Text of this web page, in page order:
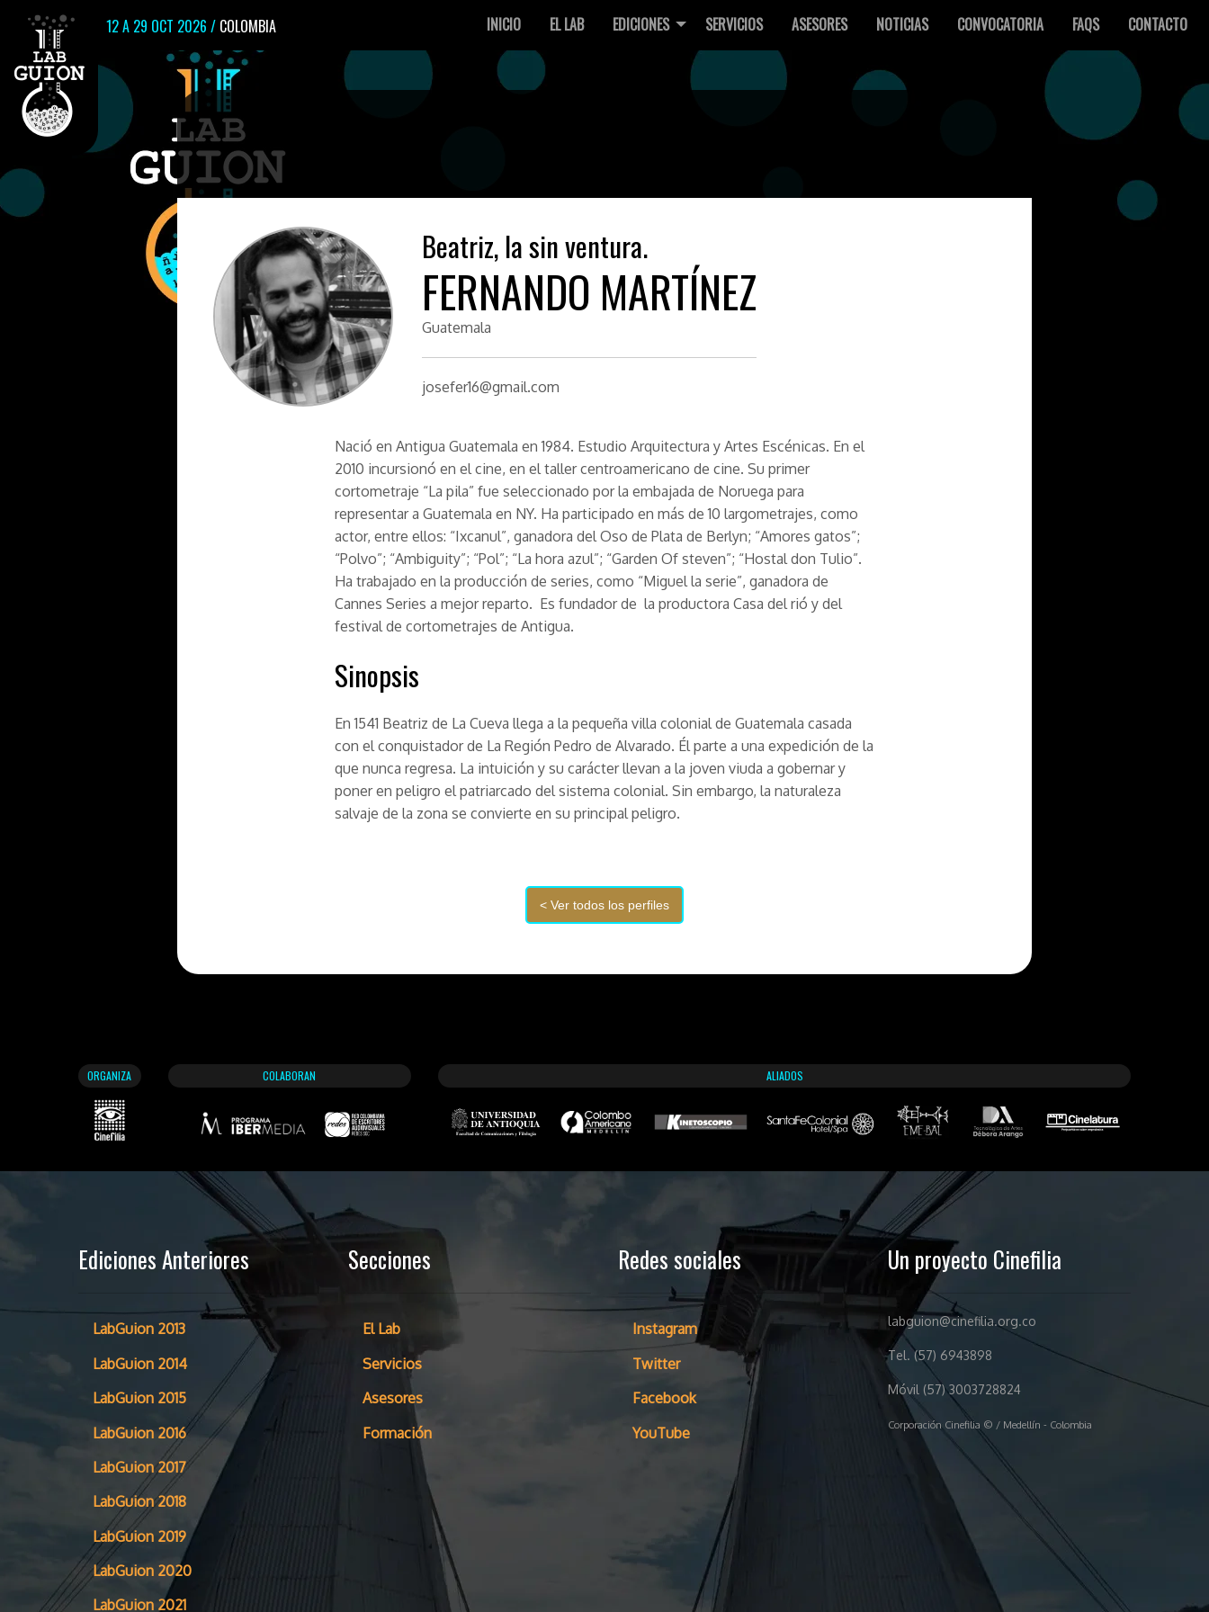
12 A 29 OCT 2026 / COLOMBIA INICIO EL LAB EDICIONES SERVICIOS ASESORES NOTICIAS CONVOCATORIA FAQS CONTACTO
Beatriz, la sin ventura.
FERNANDO MARTÍNEZ
Guatemala
josefer16@gmail.com
Nació en Antigua Guatemala en 1984. Estudio Arquitectura y Artes Escénicas. En el
2010 incursionó en el cine, en el taller centroamericano de cine. Su primer
cortometraje “La pila” fue seleccionado por la embajada de Noruega para
representar a Guatemala en NY. Ha participado en más de 10 largometrajes, como
actor, entre ellos: “Ixcanul”, ganadora del Oso de Plata de Berlyn; “Amores gatos”;
“Polvo”; “Ambiguity”; “Pol”; “La hora azul”; “Garden Of steven”; “Hostal don Tulio”.
Ha trabajado en la producción de series, como “Miguel la serie”, ganadora de
Cannes Series a mejor reparto. Es fundador de la productora Casa del rió y del
festival de cortometrajes de Antigua.
Sinopsis
En 1541 Beatriz de La Cueva llega a la pequeña villa colonial de Guatemala casada
con el conquistador de La Región Pedro de Alvarado. Él parte a una expedición de la
que nunca regresa. La intuición y su carácter llevan a la joven viuda a gobernar y
poner en peligro el patriarcado del sistema colonial. Sin embargo, la naturaleza
salvaje de la zona se convierte en su principal peligro.
ORGANIZA COLABORAN ALIADOS
Ediciones Anteriores
LabGuion 2013
LabGuion 2014
LabGuion 2015
LabGuion 2016
LabGuion 2017
LabGuion 2018
LabGuion 2019
LabGuion 2020
LabGuion 2021
Secciones
El Lab
Servicios
Asesores
Formación
Redes sociales
Instagram
Twitter
Facebook
YouTube
Un proyecto Cinefilia
labguion@cinefilia.org.co
Tel. (57) 6943898
Móvil (57) 3003728824
Corporación Cinefilia © / Medellín - Colombia